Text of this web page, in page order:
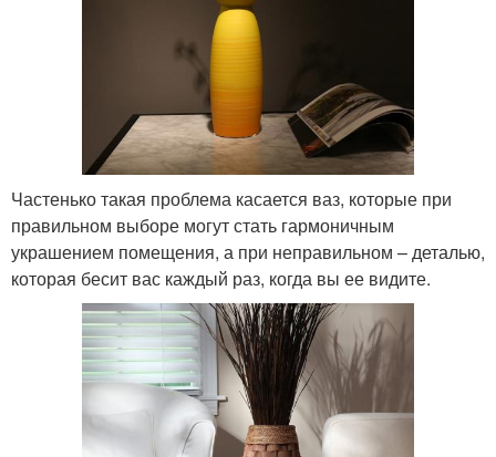
Частенько такая проблема касается ваз, которые при
правильном выборе могут стать гармоничным
украшением помещения, а при неправильном – деталью,
которая бесит вас каждый раз, когда вы ее видите.